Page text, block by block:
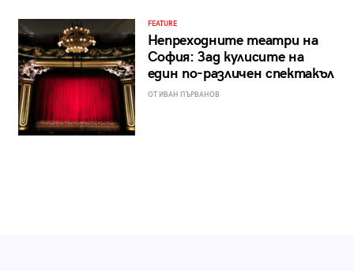
FEATURE
Непреходните театри на
София: Зад кулисите на
един по-различен спектакъл
ОТ ИВАН ПЪРВАНОВ